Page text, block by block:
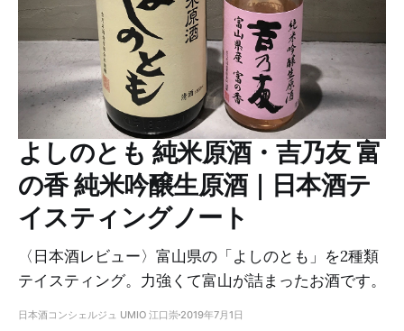
よしのとも 純米原酒・吉乃友 富
の香 純米吟醸生原酒｜日本酒テ
イスティングノート
〈日本酒レビュー〉富山県の「よしのとも」を2種類
テイスティング。力強くて富山が詰まったお酒です。
日本酒コンシェルジュ UMIO 江口崇 2019年7月1日